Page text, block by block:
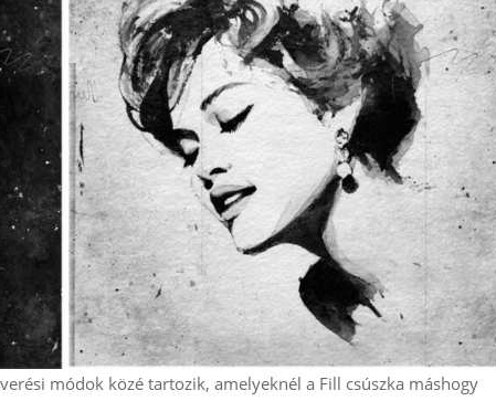
módok közé tartozik, amelyeknél a Fill csúszka máshogy